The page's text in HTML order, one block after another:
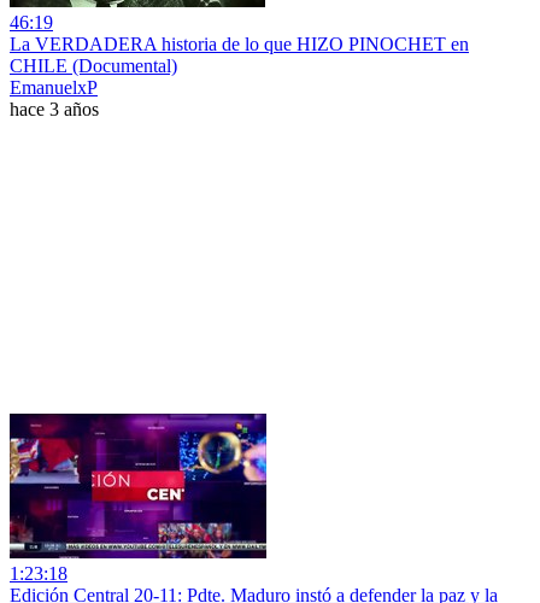
46:19
La VERDADERA historia de lo que HIZO PINOCHET en
CHILE (Documental)
EmanuelxP
hace 3 años
1:23:18
Edición Central 20-11: Pdte. Maduro instó a defender la paz y la